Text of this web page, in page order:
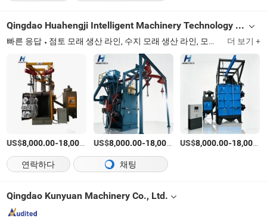
Qingdao Huahengji Intelligent Machinery Technology Co., Ltd
빠른 응답 점토 모래 생산 라인, 수지 모래 생산 라인, 모래 혼합기, 주조 모래 혼합기, 모래 기계 재생 장비, 주조 기계, 집진기, 녹색 모래 가공 생산 라인, 모래 성형기, 전기 용광로 더 보기 +
US$8,000.00-18,000.00 /set
US$8,000.00-18,000.00 /set
US$8,000.00-18,000.00
연락하다 채팅
Qingdao Kunyuan Machinery Co., Ltd.